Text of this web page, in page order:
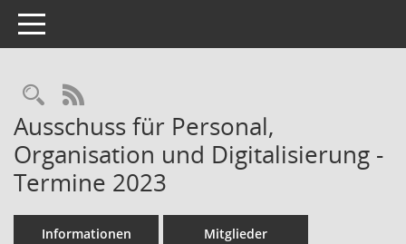
Toggle navigation
Rechercheauswahl
RSS-Feed
Ausschuss für Personal,
Organisation und Digitalisierung -
Termine 2023
Informationen Mitglieder